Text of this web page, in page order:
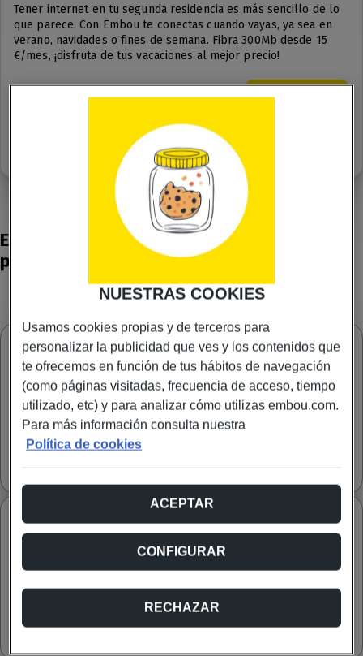
Tener internet en tu segunda residenciaes más sencillo de lo
que parece. Con Embou te conectas cuando vayas, ya sea en
verano, navidades o fines de semana. Fibra 300Mb desde 15
€/mes, ¡disfruta de tus vacaciones al mejor precio!
15
*La disponibilidad de esta tarifa dependerá de la cobertura en tu zona.
Elige una de nuestras tarifas de internet
para tu segunda residencia
Modo ON-OFF
Puedes activar o pausar con antelación, con un mínimo de 1
mes activo, hasta 9 meses de pausa al año y permanencia de
24 meses.
22 ,
Internet en tus dos casas
Elige la tarifa principal que mejor se adapte a tus
44 €/mes
NUESTRAS COOKIES
Usamos cookies propias y de terceros para
personalizar la publicidad que ves y los contenidos que
te ofrecemos en función de tus hábitos de navegación
(como páginas visitadas, frecuencia de acceso, tiempo
utilizado, etc) y para analizar cómo utilizas embou.com.
Para más información consulta nuestra
Política de cookies
RECHAZAR
ACEPTAR
CONFIGURAR